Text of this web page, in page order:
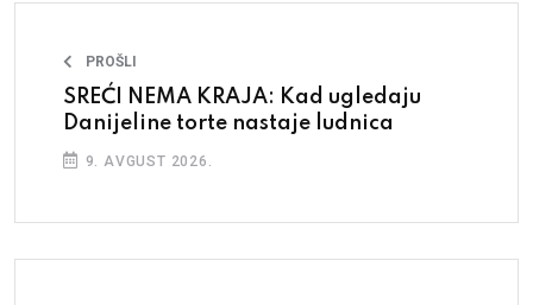
PROŠLI
SREĆI NEMA KRAJA: Kad ugledaju
Danijeline torte nastaje ludnica
9. AVGUST 2026.